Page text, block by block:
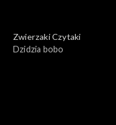
Zwierzaki Czytaki
Dzidzia bobo